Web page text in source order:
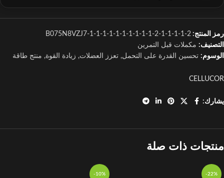
رمز المنتج: B075N8VZJ7-1-1-1-1-1-1-1-1-1-1-2-1-1-1-1-2
التصنيف: مكملات قبل التمرين
الوسوم: تحسين القدرة على التحمل, تعزز العضلات, زيادة القوة, منتج طاقة
CELLUCOR
يشارك:
منتجات ذات صلة
-22%
-10%